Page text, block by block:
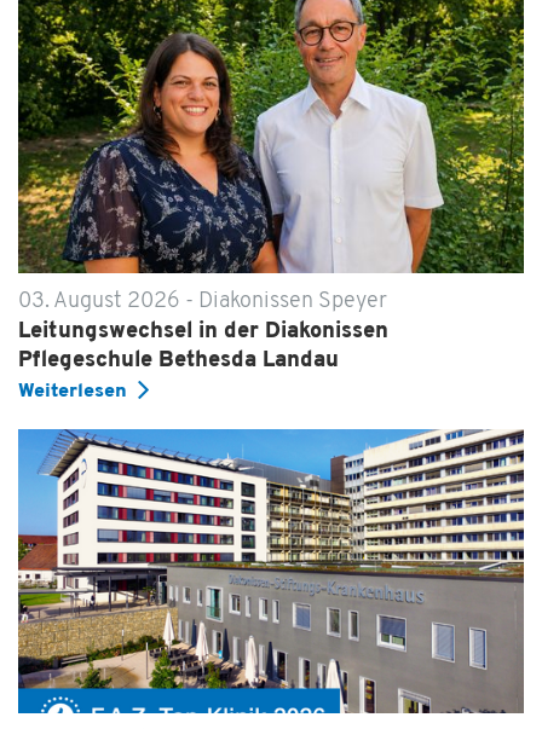
03. August 2026 - Diakonissen Speyer
Leitungswechsel in der Diakonissen
Pflegeschule Bethesda Landau
Weiterlesen